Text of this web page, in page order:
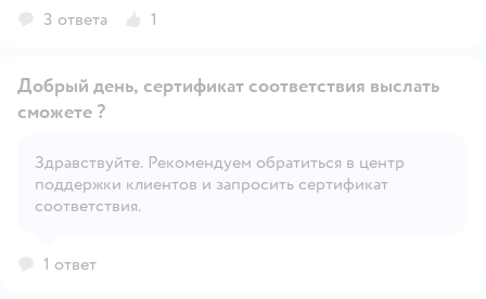
3 ответа 1
Открыть вопрос
Добрый день, сертификат соответствия выслать
сможете ?
Здравствуйте. Рекомендуем обратиться в центр
поддержки клиентов и запросить сертификат
соответствия.
1 ответ